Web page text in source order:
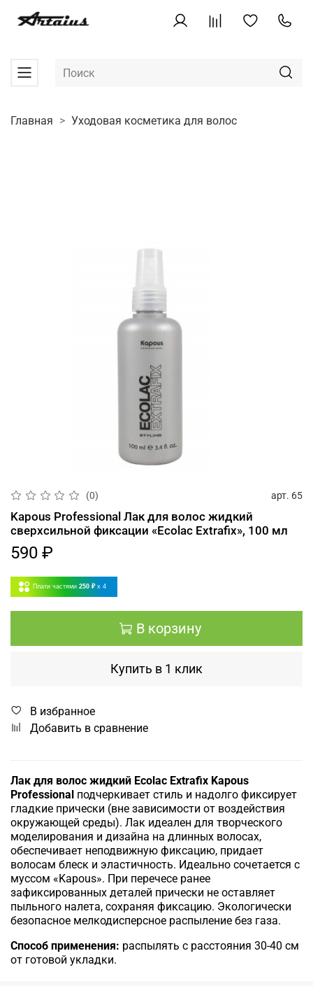
Главная Уходовая косметика для волос
(0) арт. 65
Kapous Professional Лак для волос жидкий
сверхсильной фиксации «Ecolac Extrafix», 100 мл
590 ₽
Плати частями 250 ₽ x 4
В корзину
Купить в 1 клик
В избранное
Добавить в сравнение
Лак для волос жидкий Ecolac Extrafix Kapous
Professional подчеркивает стиль и надолго фиксирует
гладкие прически (вне зависимости от воздействия
окружающей среды). Лак идеален для творческого
моделирования и дизайна на длинных волосах,
обеспечивает неподвижную фиксацию, придает
волосам блеск и эластичность. Идеально сочетается с
муссом «Kapous». При перечесе ранее
зафиксированных деталей прически не оставляет
пыльного налета, сохраняя фиксацию. Экологически
безопасное мелкодисперсное распыление без газа.
Способ применения: распылять с расстояния 30-40 см
от готовой укладки.